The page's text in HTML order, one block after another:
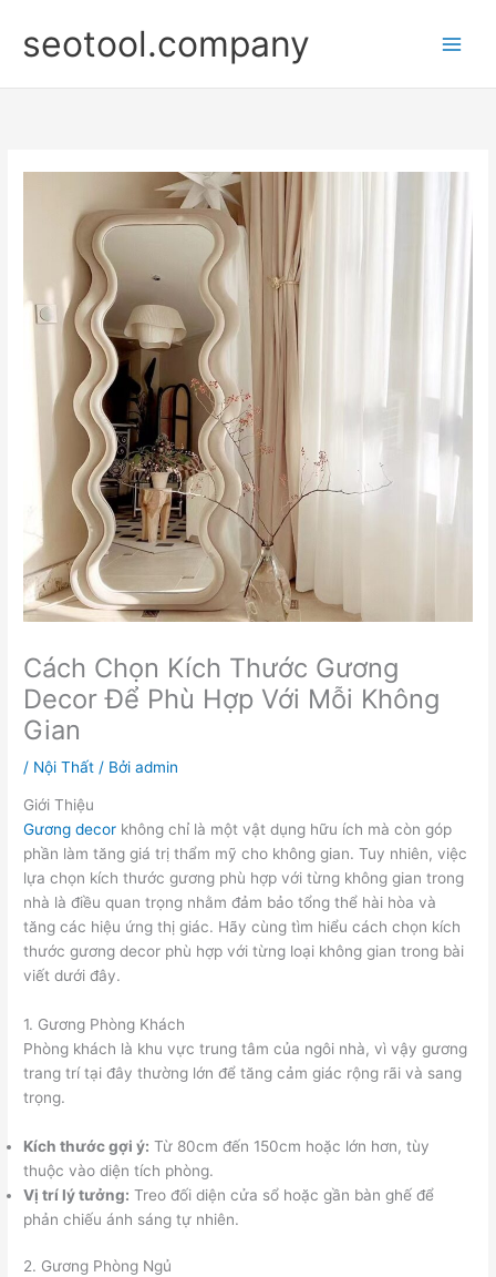
dung
seotool.company
Cách Chọn Kích Thước Gương
Decor Để Phù Hợp Với Mỗi Không
Gian
/ Nội Thất / Bởiadmin
Giới Thiệu
Gương decor không chỉ là một vật dụng hữu ích mà còn góp
phần làm tăng giá trị thẩm mỹ cho không gian. Tuy nhiên, việc
lựa chọn kích thước gương phù hợp với từng không gian trong
nhà là điều quan trọng nhằm đảm bảo tổng thể hài hòa và
tăng các hiệu ứng thị giác. Hãy cùng tìm hiểu cách chọn kích
thước gương decor phù hợp với từng loại không gian trong bài
viết dưới đây.
1. Gương Phòng Khách
Phòng khách là khu vực trung tâm của ngôi nhà, vì vậy gương
trang trí tại đây thường lớn để tăng cảm giác rộng rãi và sang
trọng.
Kích thước gợi ý: Từ 80cm đến 150cm hoặc lớn hơn, tùy
thuộc vào diện tích phòng.
Vị trí lý tưởng: Treo đối diện cửa sổ hoặc gần bàn ghế để
phản chiếu ánh sáng tự nhiên.
2. Gương Phòng Ngủ